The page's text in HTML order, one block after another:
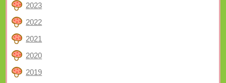
2023
2022
2021
2020
2019